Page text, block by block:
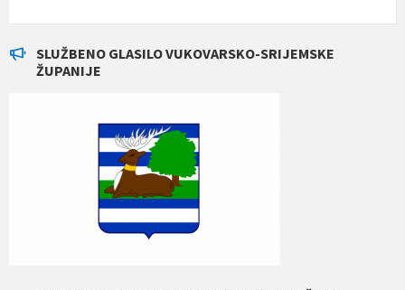
SLUŽBENO GLASILO VUKOVARSKO-SRIJEMSKE
ŽUPANIJE